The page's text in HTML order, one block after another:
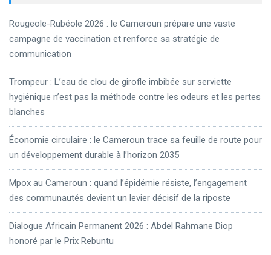
Rougeole-Rubéole 2026 : le Cameroun prépare une vaste
campagne de vaccination et renforce sa stratégie de
communication
Trompeur : L’eau de clou de girofle imbibée sur serviette
hygiénique n’est pas la méthode contre les odeurs et les pertes
blanches
Économie circulaire : le Cameroun trace sa feuille de route pour
un développement durable à l’horizon 2035
Mpox au Cameroun : quand l’épidémie résiste, l’engagement
des communautés devient un levier décisif de la riposte
Dialogue Africain Permanent 2026 : Abdel Rahmane Diop
honoré par le Prix Rebuntu